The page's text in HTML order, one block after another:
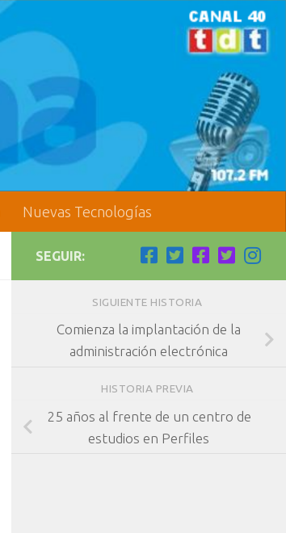
Nuevas Tecnologías
SEGUIR:
SIGUIENTE HISTORIA
Comienza la implantación de la
administración electrónica
HISTORIA PREVIA
25 años al frente de un centro de
estudios en Perfiles